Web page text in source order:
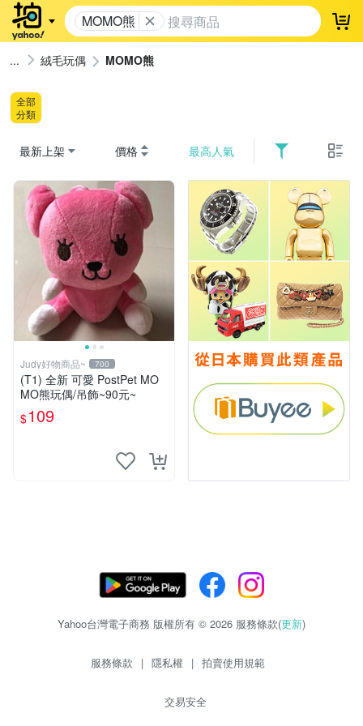
MOMO熊 登
絨毛玩偶 MOMO熊
全部
分類
最新上架 價格 最高人氣
Judy好物商品~ 700
(T1) 全新 可愛 PostPet MO
MO熊玩偶/吊飾~90元~
$109
Yahoo台灣電子商務 版權所有 © 2026 服務條款(更新)
服務條款 | 隱私權 | 拍賣使用規範
交易安全